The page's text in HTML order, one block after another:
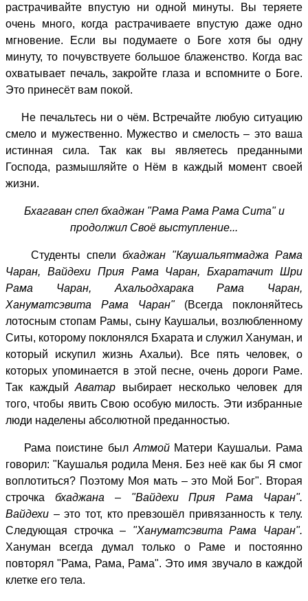
растрачивайте впустую ни одной минуты. Вы теряете
очень много, когда растрачиваете впустую даже одно
мгновение. Если вы подумаете о Боге хотя бы одну
минуту, то почувствуете большое блаженство. Когда вас
охватывает печаль, закройте глаза и вспомните о Боге.
Это принесёт вам покой.
Не печальтесь ни о чём. Встречайте любую ситуацию
смело и мужественно. Мужество и смелость – это ваша
истинная сила. Так как вы являетесь преданными
Господа, размышляйте о Нём в каждый момент своей
жизни.
Бхагаван спел бхаджан "Рама Рама Рама Сита" и
продолжил Своё выступление...
Студенты спели бхаджан
"Каушальятмаджа Рама
Чаран, Вайдехи Прия Рама Чаран, Бхаратачит Шри
Рама Чаран, Ахальодхарака Рама Чаран,
Хануматсэвита Рама Чаран"(Всегда поклоняйтесь
лотосным стопам Рамы, сыну Каушальи, возлюбленному
Ситы, которому поклонялся Бхарата и служил Хануман, и
который искупил жизнь Ахальи). Все пять человек, о
которых упоминается в этой песне, очень дороги Раме.
Так каждыйАватар выбирает несколько человек для
того, чтобы явить Свою особую милость. Эти избранные
люди наделены абсолютной преданностью.
Рама поистине был АтмойМатери Каушальи. Рама
говорил: "Каушалья родила Меня. Без неё как бы Я смог
воплотиться? Поэтому Моя мать – это Мой Бог". Вторая
строчка бхаджана – "Вайдехи Прия Рама Чаран".
Вайдехи – это тот, кто превзошёл привязанность к телу.
Следующая строчка – "Хануматсэвита Рама Чаран".
Хануман всегда думал только о Раме и постоянно
повторял "Рама, Рама, Рама". Это имя звучало в каждой
клетке его тела.